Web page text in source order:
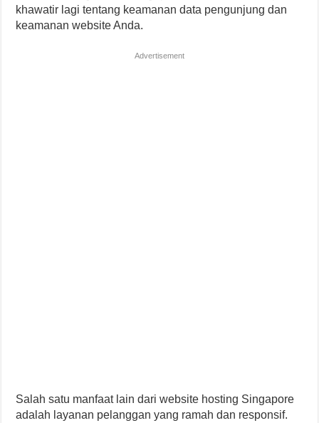
khawatir lagi tentang keamanan data pengunjung dan
keamanan website Anda.
Advertisement
Salah satu manfaat lain dari website hosting Singapore
adalah layanan pelanggan yang ramah dan responsif.